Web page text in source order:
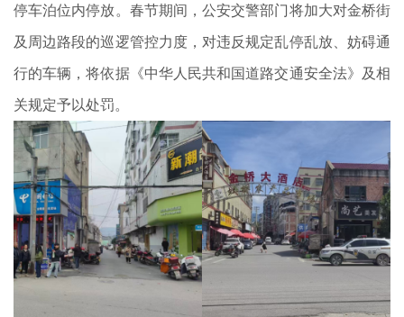
停车泊位内停放。春节期间，公安交警部门将加大对金桥街
及周边路段的巡逻管控力度，对违反规定乱停乱放、妨碍通
行的车辆，将依据《中华人民共和国道路交通安全法》及相
关规定予以处罚。